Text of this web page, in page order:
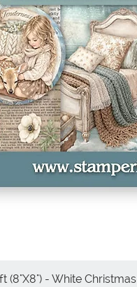
Vista rápida
(8"X8") - White Christmas